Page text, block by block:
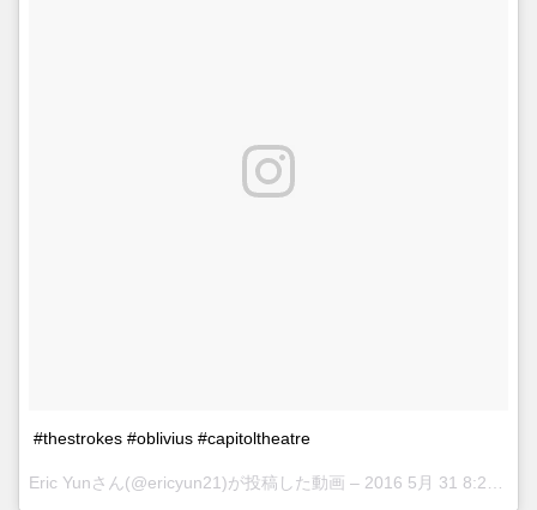
#thestrokes #oblivius #capitoltheatre
Eric Yunさん(@ericyun21)が投稿した動画 – 2016 5月 31 8:23午後 PDT